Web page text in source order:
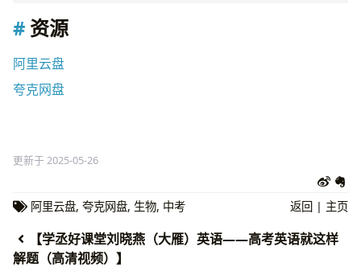
资源
阿里云盘
夸克网盘
更新于 2025-05-26
阿里云盘, 夸克网盘, 生物, 中考 返回 | 主页
【学丞好课堂刘晓燕（大雁）英语——高考英语就这样
解题（高清视频）】